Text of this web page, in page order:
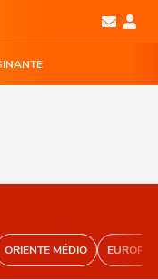
ORIENTE MÉDIO EUROPA